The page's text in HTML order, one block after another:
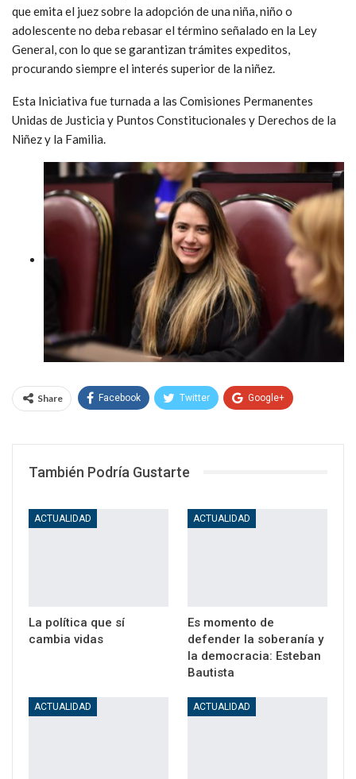
que emita el juez sobre la adopción de una niña, niño o
adolescente no deba rebasar el término señalado en la Ley
General, con lo que se garantizan trámites expeditos,
procurando siempre el interés superior de la niñez.
Esta Iniciativa fue turnada a las Comisiones Permanentes
Unidas de Justicia y Puntos Constitucionales y Derechos de la
Niñez y la Familia.
Share Facebook Twitter Google+
También Podría Gustarte
ACTUALIDAD
La política que sí
cambia vidas
ACTUALIDAD
Es momento de
defender la soberanía y
la democracia: Esteban
Bautista
ACTUALIDAD ACTUALIDAD